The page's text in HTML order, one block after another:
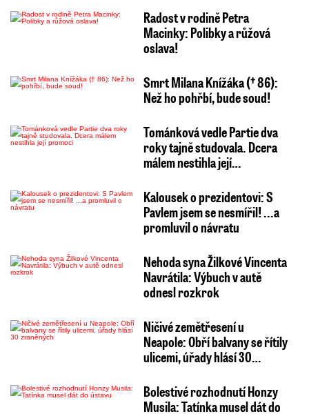
Radost v rodině Petra
Macinky: Polibky a růžová
oslava!
Smrt Milana Knížáka († 86):
Než ho pohřbí, bude soud!
Tománková vedle Partie dva
roky tajně studovala. Dcera
málem nestihla její…
Kalousek o prezidentovi: S
Pavlem jsem se nesmířil! ...a
promluvil o návratu
Nehoda syna Žilkové Vincenta
Navrátila: Výbuch v autě
odnesl rozkrok
Ničivé zemětřesení u
Neapole: Obří balvany se řítily
ulicemi, úřady hlásí 30…
Bolestivé rozhodnutí Honzy
Musila: Tatínka musel dát do